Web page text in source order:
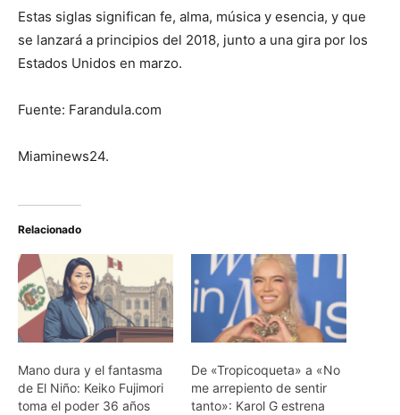
Estas siglas significan fe, alma, música y esencia, y que
se lanzará a principios del 2018, junto a una gira por los
Estados Unidos en marzo.
Fuente: Farandula.com
Miaminews24.
Relacionado
Mano dura y el fantasma
de El Niño: Keiko Fujimori
toma el poder 36 años
De «Tropicoqueta» a «No
me arrepiento de sentir
tanto»: Karol G estrena